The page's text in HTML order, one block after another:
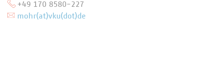
+49 170 8580-227
mohr(at)vku(dot)de